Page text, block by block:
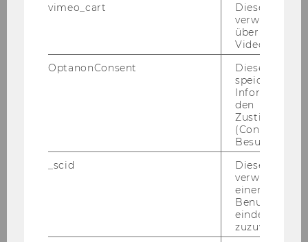
Workshop Einführung in das Email-Marketing
Workshop: Design Thinking und Service
Design für NPOs
Workshop: Berufliche Veränderungen und ihre
Workshop: Der Weg zur agilen NPO
Workshop Resilienz im Beruf
vimeo_cart
Dieses
verwendet,
überprüfen,
Video
OptanonConsent
Dieses Cookie
speichert
den
(Consent)
Besuchers.
_scid
Dieses
verwendet,
einem/einer
Benutzer*in
eindeutige ID
zuzuweisen